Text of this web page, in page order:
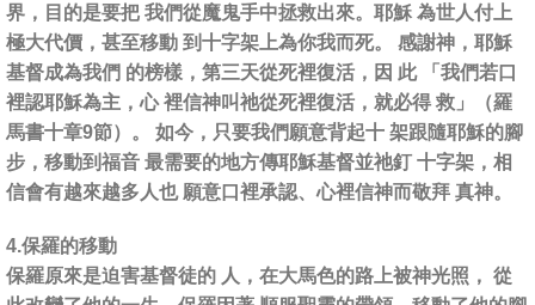
界，目的是要把 我們從魔鬼手中拯救出來。耶穌 為世人付上
極大代價，甚至移動 到十字架上為你我而死。 感謝神，耶穌
基督成為我們 的榜樣，第三天從死裡復活，因 此 「我們若口
裡認耶穌為主，心 裡信神叫祂從死裡復活，就必得 救」（羅
馬書十章9節）。 如今，只要我們願意背起十 架跟隨耶穌的腳
步，移動到福音 最需要的地方傳耶穌基督並祂釘 十字架，相
信會有越來越多人也 願意口裡承認、心裡信神而敬拜 真神。
4.保羅的移動
保羅原來是迫害基督徒的 人，在大馬色的路上被神光照， 從